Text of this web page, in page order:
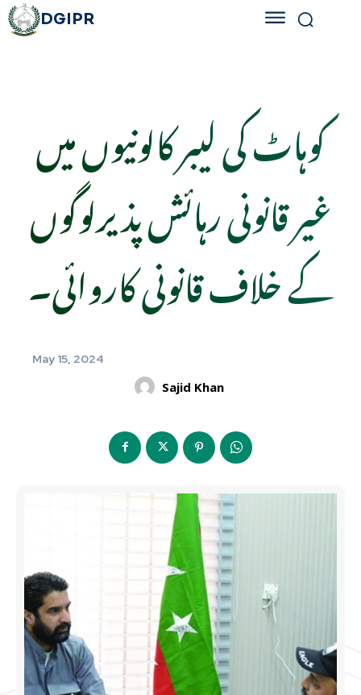
DGIPR
کوہاٹ کی لیبر کالونیوں میں
غیر قانونی رہائش پذیرلوگوں
کے خلاف قانونی کاروائی۔
May 15, 2024
Sajid Khan